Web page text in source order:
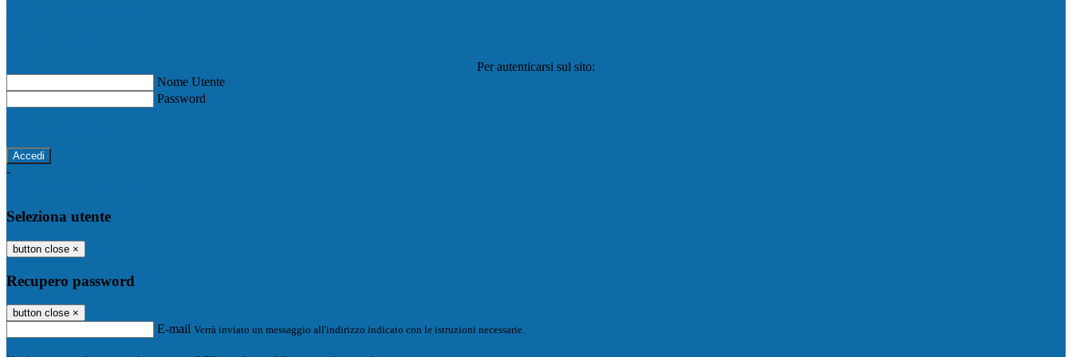
Per autenticarsi sul sito:
Nome Utente
Password
-
Seleziona utente
button close ×
Recupero password
button close ×
E-mail Verrà inviato un messaggio all'indirizzo indicato con le istruzioni necessarie.